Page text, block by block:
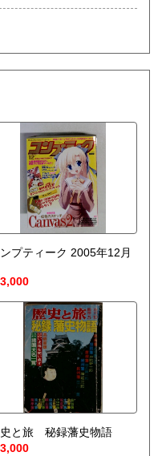
プティーク 2005年12月
と旅 秘録藩史物語